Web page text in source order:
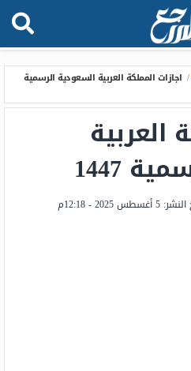
/ اجازات المملكة العربية السعودية الرسمية
العربية
1447
النشر: 5 أغسطس 2025 - 12:18م